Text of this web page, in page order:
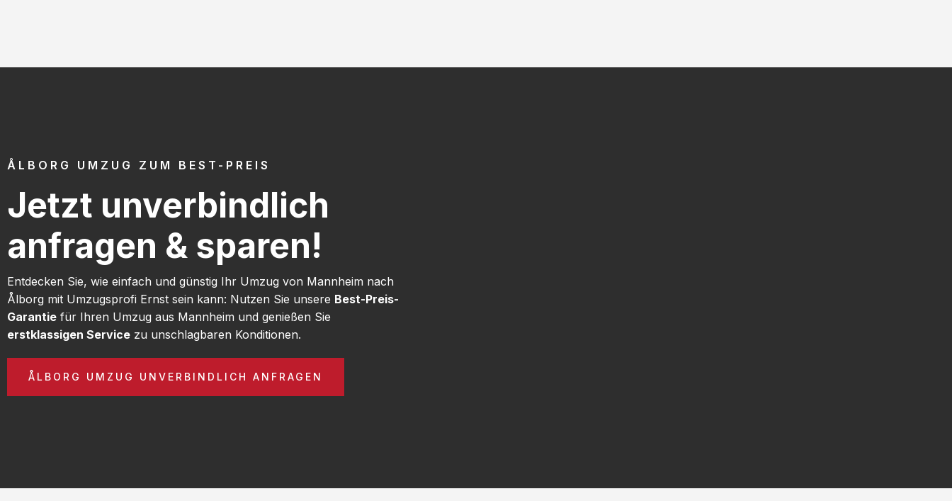
ÅLBORG UMZUG ZUM BEST-PREIS
Jetzt unverbindlich
anfragen & sparen!
Entdecken Sie, wie einfach und günstig Ihr Umzug von Mannheim nach
Ålborg mit Umzugsprofi Ernst sein kann: Nutzen Sie unsere Best-Preis-
Garantie für Ihren Umzug aus Mannheim und genießen Sie
erstklassigen Service zu unschlagbaren Konditionen.
ÅLBORG UMZUG UNVERBINDLICH ANFRAGEN